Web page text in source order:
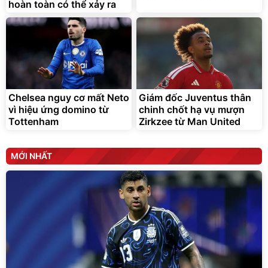
hoàn toàn có thể xảy ra
Chelsea nguy cơ mất Neto
vì hiệu ứng domino từ
Tottenham
Giám đốc Juventus thân
chinh chốt hạ vụ mượn
Zirkzee từ Man United
MỚI NHẤT